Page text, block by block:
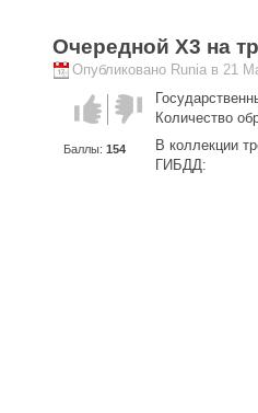
Очередной Х3 на
Опубликовано Runia в 21
Голос за!Голос
против!
Баллы: 154
Количество
В коллекции
ГИБДД: